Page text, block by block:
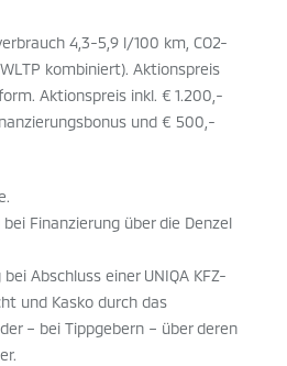
4,3-5,9 l/100 km, CO2-
kombiniert). Aktionspreis
Aktionspreis inkl. € 1.200,-
und € 500,-
Finanzierung über die Denzel
Abschluss einer UNIQA KFZ-
und Kasko durch das
– bei Tippgebern – über deren